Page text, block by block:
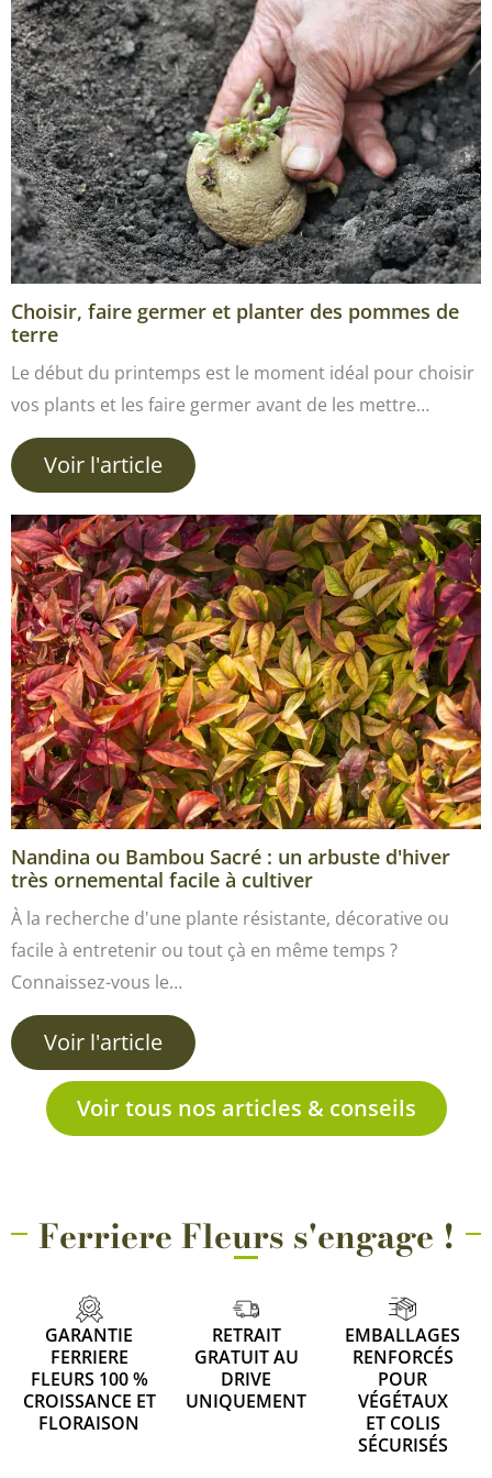
Choisir, faire germer et planter des pommes de
terre
Le début du printemps est le moment idéal pour choisir
vos plants et les faire germer avant de les mettre…
Voir l'article
Nandina ou Bambou Sacré : un arbuste d'hiver
très ornemental facile à cultiver
À la recherche d'une plante résistante, décorative ou
facile à entretenir ou tout çà en même temps ?
Connaissez-vous le…
Voir l'article
Voir tous nos articles & conseils
Ferriere Fleurs s'engage !
GARANTIE
FERRIERE
FLEURS 100 %
CROISSANCE ET
FLORAISON
RETRAIT
GRATUIT AU
DRIVE
UNIQUEMENT
EMBALLAGES
RENFORCÉS
POUR
VÉGÉTAUX
ET COLIS
SÉCURISÉS